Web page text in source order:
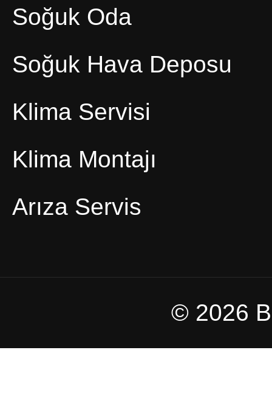
Soğuk Oda
Soğuk Hava Deposu
Klima Servisi
Klima Montajı
Arıza Servis
© 2026